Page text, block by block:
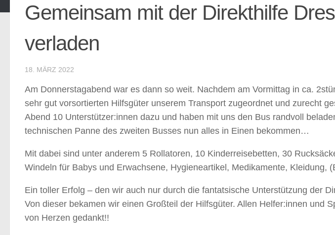
Gemeinsam mit der Direkthilfe
verladen
18. MÄRZ 2022
Am Donnerstagabend war es dann so weit. Nachdem am Vormittag in ca.
sehr gut vorsortierten Hilfsgüter unserem Transport zugeordnet und zurecht
Abend 10 Unterstützer:innen dazu und haben mit uns den Bus randvoll
technischen Panne des zweiten Busses nun alles in Einen bekommen…
Mit dabei sind unter anderem 5 Rollatoren, 10 Kinderreisebetten, 30
Windeln für Babys und Erwachsene, Hygieneartikel, Medikamente, Kleidung,
Ein toller Erfolg – den wir auch nur durch die fantatsische Unterstützung der
Von dieser bekamen wir einen Großteil der Hilfsgüter. Allen Helfer:innen und
von Herzen gedankt!!